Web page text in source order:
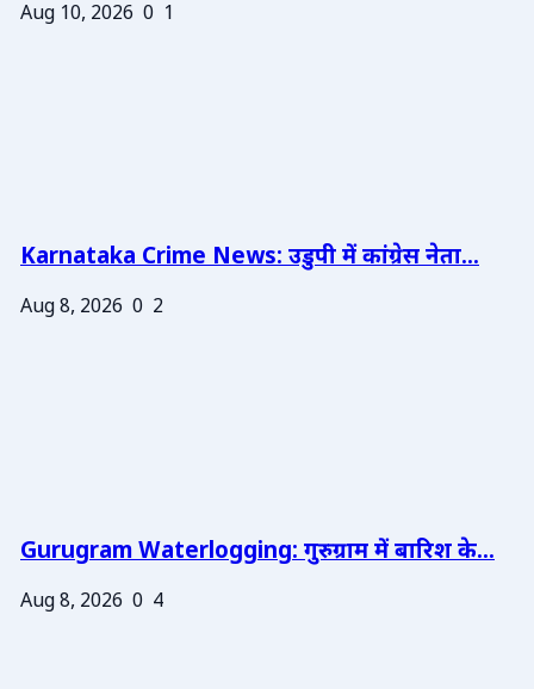
Aug 10, 2026 0 1
Karnataka Crime News: उडुपी में कांग्रेस नेता...
Aug 8, 2026 0 2
Gurugram Waterlogging: गुरुग्राम में बारिश के...
Aug 8, 2026 0 4